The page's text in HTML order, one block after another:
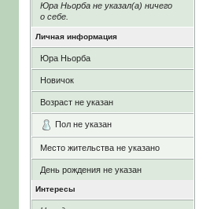
Юра Ньорба не указал(а) ничего
о себе.
Личная информация
Юра Ньорба
Новичок
Возраст не указан
Пол не указан
Место жительства не указано
День рождения не указан
Интересы